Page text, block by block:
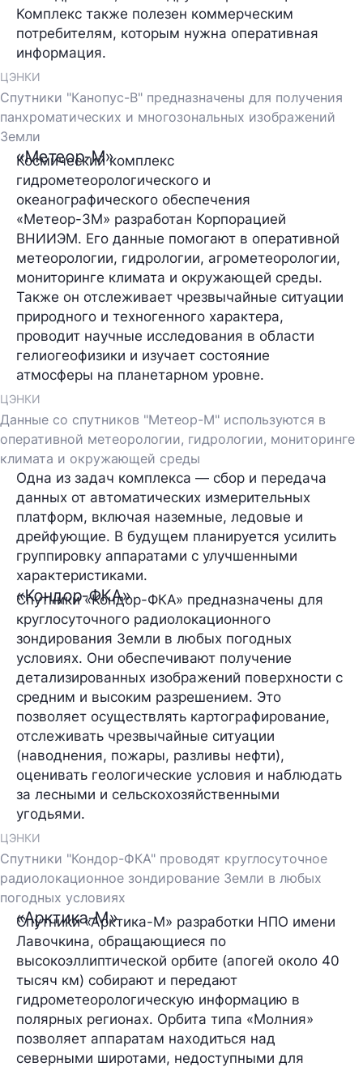
Комплекс также полезен коммерческим
потребителям, которым нужна оперативная
информация.
ЦЭНКИ
Спутники "Канопус-В" предназначены для получения
панхроматических и многозональных изображений
Земли
«Метеор-М»
Космический комплекс
гидрометеорологического и
океанографического обеспечения
«Метеор-3М» разработан Корпорацией
ВНИИЭМ. Его данные помогают в оперативной
метеорологии, гидрологии, агрометеорологии,
мониторинге климата и окружающей среды.
Также он отслеживает чрезвычайные ситуации
природного и техногенного характера,
проводит научные исследования в области
гелиогеофизики и изучает состояние
атмосферы на планетарном уровне.
ЦЭНКИ
Данные со спутников "Метеор-М" используются в
оперативной метеорологии, гидрологии, мониторинге
климата и окружающей среды
Одна из задач комплекса — сбор и передача
данных от автоматических измерительных
платформ, включая наземные, ледовые и
дрейфующие. В будущем планируется усилить
группировку аппаратами с улучшенными
характеристиками.
«Кондор-ФКА»
Спутники «Кондор-ФКА» предназначены для
круглосуточного радиолокационного
зондирования Земли в любых погодных
условиях. Они обеспечивают получение
детализированных изображений поверхности с
средним и высоким разрешением. Это
позволяет осуществлять картографирование,
отслеживать чрезвычайные ситуации
(наводнения, пожары, разливы нефти),
оценивать геологические условия и наблюдать
за лесными и сельскохозяйственными
угодьями.
ЦЭНКИ
Спутники "Кондор-ФКА" проводят круглосуточное
радиолокационное зондирование Земли в любых
погодных условиях
«Арктика-М»
Спутники «Арктика-М» разработки НПО имени
Лавочкина, обращающиеся по
высокоэллиптической орбите (апогей около 40
тысяч км) собирают и передают
гидрометеорологическую информацию в
полярных регионах. Орбита типа «Молния»
позволяет аппаратам находиться над
северными широтами, недоступными для